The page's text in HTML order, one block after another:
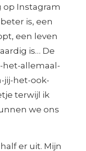
op Instagram
is, een
een leven
is… De
het-allemaal-
jij-het-ook-
terwijl ik
we ons
er uit. Mijn